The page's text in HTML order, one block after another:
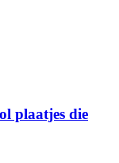
plaatjes die